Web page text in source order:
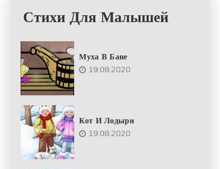
Стихи Для Малышей
Муха В Бане
19.08.2020
Кот И Лодыри
19.08.2020